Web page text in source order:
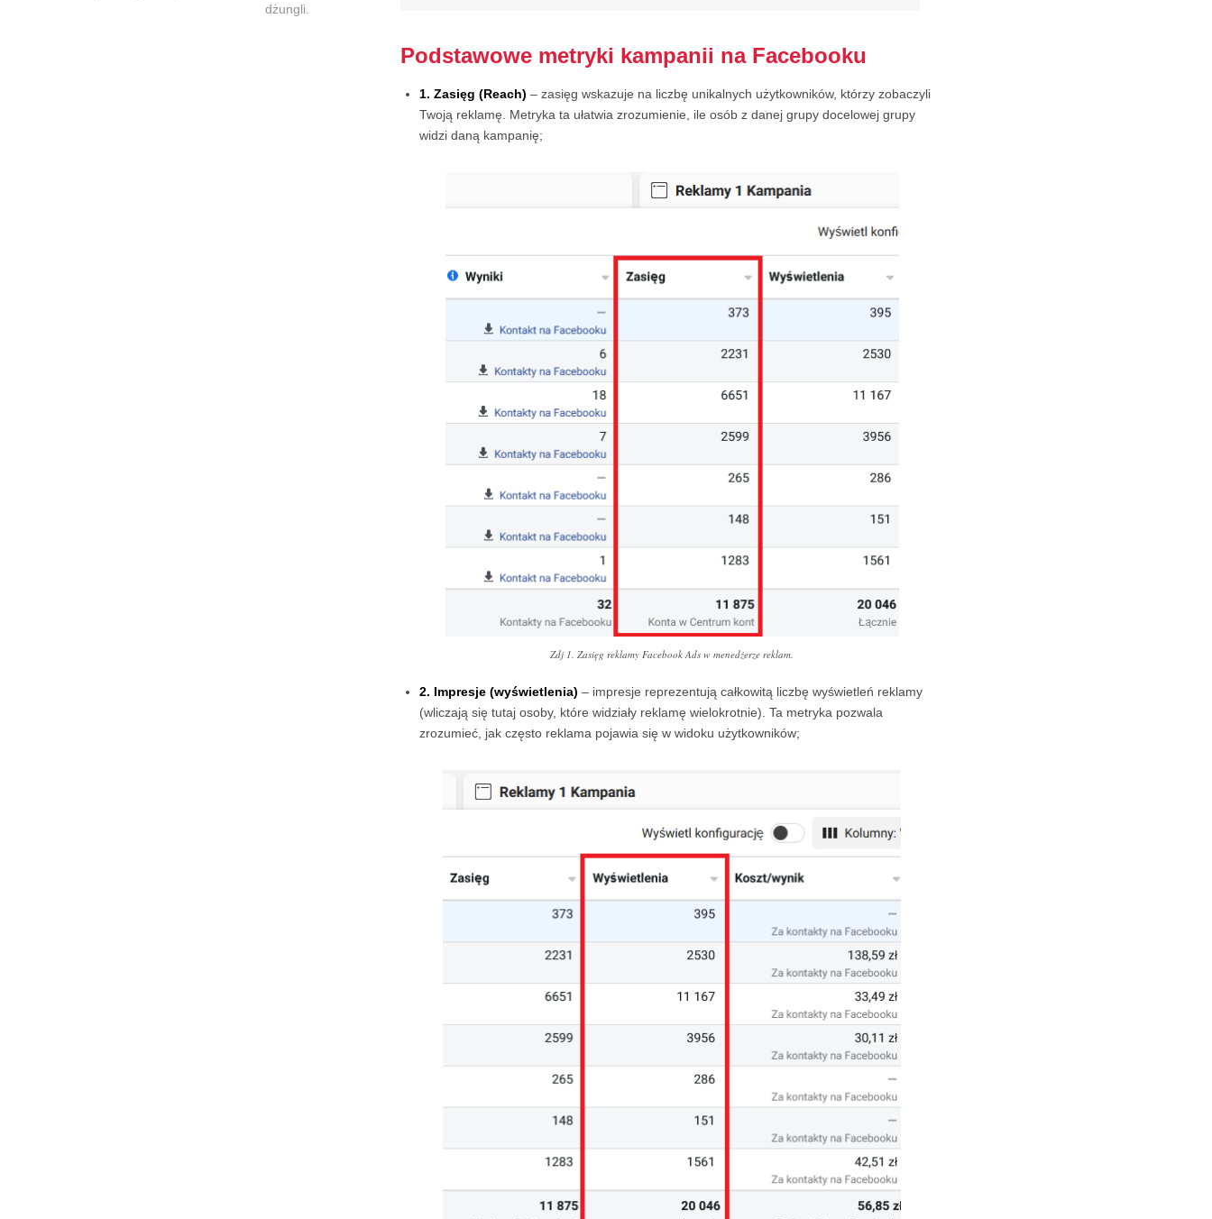
Podstawowe metryki kampanii na Facebooku
1. Zasięg (Reach) – zasięg wskazuje na liczbę unikalnych użytkowników, którzy zobaczyli
Twoją reklamę. Metryka ta ułatwia zrozumienie, ile osób z danej grupy docelowej grupy
widzi daną kampanię;
Zdj 1. Zasięg reklamy Facebook Ads w menedżerze reklam.
2. Impresje (wyświetlenia) – impresje reprezentują całkowitą liczbę wyświetleń reklamy
(wliczają się tutaj osoby, które widziały reklamę wielokrotnie). Ta metryka pozwala
zrozumieć, jak często reklama pojawia się w widoku użytkowników;
dżungli.